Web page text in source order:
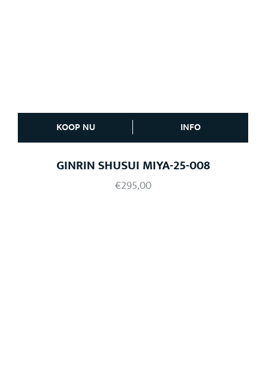
KOOP NU INFO
GINRIN SHUSUI MIYA-25-008
€295,00